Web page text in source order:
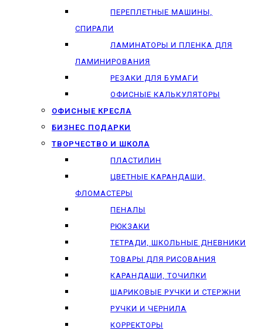
ПЕРЕПЛЕТНЫЕ МАШИНЫ,
СПИРАЛИ
ЛАМИНАТОРЫ И ПЛЕНКА ДЛЯ
ЛАМИНИРОВАНИЯ
РЕЗАКИ ДЛЯ БУМАГИ
ОФИСНЫЕ КАЛЬКУЛЯТОРЫ
ОФИСНЫЕ КРЕСЛА
БИЗНЕС ПОДАРКИ
ТВОРЧЕСТВО И ШКОЛА
ПЛАСТИЛИН
ЦВЕТНЫЕ КАРАНДАШИ,
ФЛОМАСТЕРЫ
ПЕНАЛЫ
РЮКЗАКИ
ТЕТРАДИ, ШКОЛЬНЫЕ ДНЕВНИКИ
ТОВАРЫ ДЛЯ РИСОВАНИЯ
КАРАНДАШИ, ТОЧИЛКИ
ШАРИКОВЫЕ РУЧКИ И СТЕРЖНИ
РУЧКИ И ЧЕРНИЛА
КОРРЕКТОРЫ